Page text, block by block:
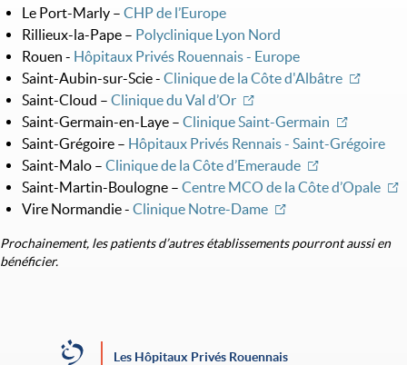
Le Port-Marly – CHP de l’Europe
Rillieux-la-Pape – Polyclinique Lyon Nord
Rouen - Hôpitaux Privés Rouennais - Europe
Saint-Aubin-sur-Scie - Clinique de la Côte d'Albâtre
Saint-Cloud – Clinique du Val d’Or
Saint-Germain-en-Laye – Clinique Saint-Germain
Saint-Grégoire – Hôpitaux Privés Rennais - Saint-Grégoire
Saint-Malo – Clinique de la Côte d’Emeraude
Saint-Martin-Boulogne – Centre MCO de la Côte d’Opale
Vire Normandie - Clinique Notre-Dame
Prochainement, les patients d’autres établissements pourront aussi en
bénéficier.
Les Hôpitaux Privés Rouennais